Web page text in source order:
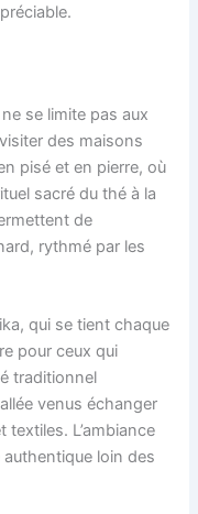
ne se limite pas aux
des maisons
pisé et en pierre, où
sacré du thé à la
de
rythmé par les
qui se tient chaque
pour ceux qui
traditionnel
venus échanger
L’ambiance
loin des